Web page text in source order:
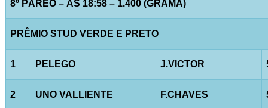
8º PÁREO – ÀS 18:58 – 1.400 (GRAMA)
PRÊMIO STUD VERDE E PRETO
1 PELEGO J.VICTOR
2 UNO VALLIENTE F.CHAVES